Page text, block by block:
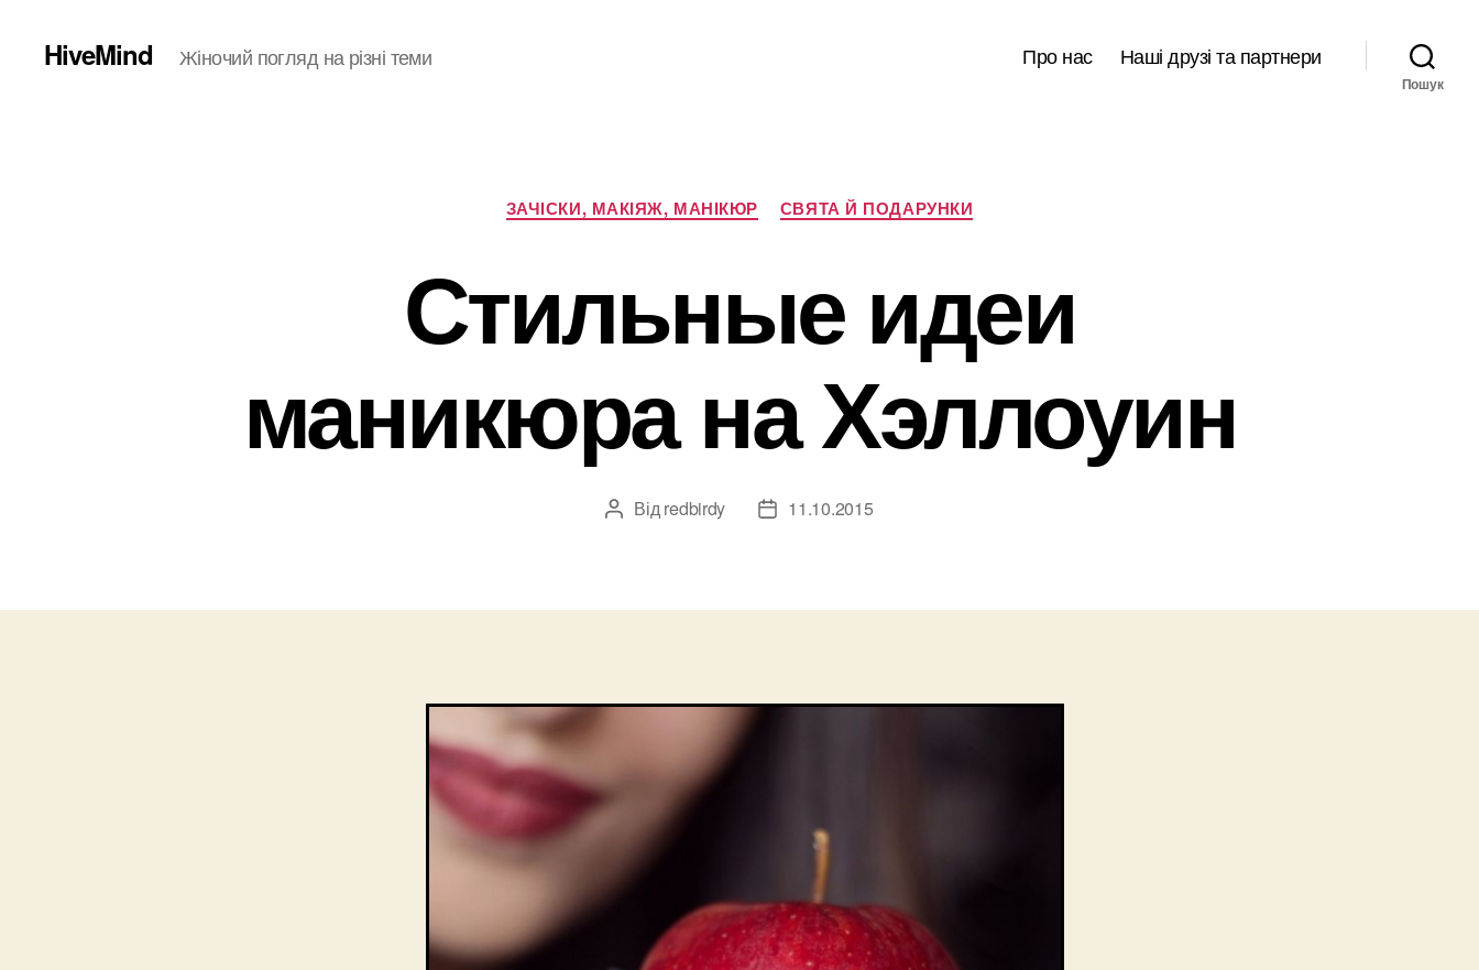
HiveMind Жіночий погляд на різні теми Про нас Наші друзі та партнери
Пошук
Категорії
ЗАЧІСКИ, МАКІЯЖ, МАНІКЮР СВЯТА Й ПОДАРУНКИ
Стильные идеи
маникюра на Хэллоуин
Автор
Від redbirdy
Дата11.10.2015